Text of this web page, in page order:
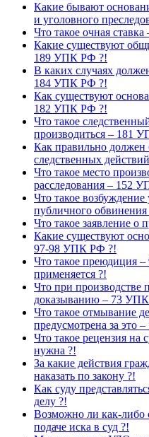
Какие бывают
и уголовного
Что такое очная
Какие существуют
189 УПК РФ ?!
В каких случаях
184 УПК РФ ?!
Как существуют
182 УПК РФ ?!
Что такое
производиться – 181
Как правильно должен
следственных
Что такое место
расследования – 152
Что такое возбуждение
публичного
Что такое заявление
Какие существуют
97-98 УПК РФ ?!
Что такое преюдиция
применяется ?!
Что при производстве
доказыванию – 73
Что такое отмывание
предусмотрена за это
Что такое рецензия на
нужна ?!
За какие действия
наказать по закону ?!
Как суду
делу ?!
Возможно ли как-либо
подаче иска в суд ?!